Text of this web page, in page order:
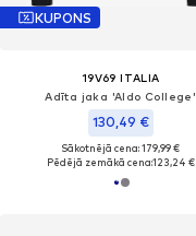
KUPONS
19V69 ITALIA
Adīta jaka 'Aldo College'
130,49 €
Sākotnējā cena: 179,99 €
Pēdējā zemākā cena:123,24 €